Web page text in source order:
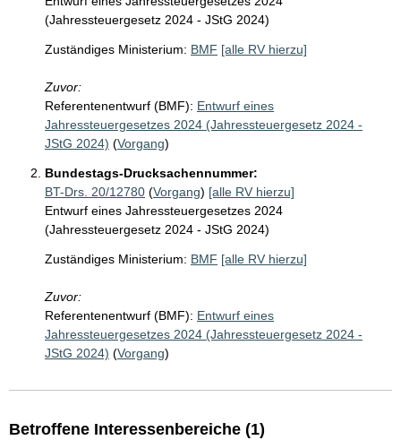
(Jahressteuergesetz 2024 - JStG 2024)
Zuständiges Ministerium: BMF [alle RV hierzu]
Zuvor:
Referentenentwurf (BMF): Entwurf eines
Jahressteuergesetzes 2024 (Jahressteuergesetz 2024 -
JStG 2024) (Vorgang)
Bundestags-Drucksachennummer:
BT-Drs. 20/12780 (Vorgang) [alle RV hierzu]
Entwurf eines Jahressteuergesetzes 2024
(Jahressteuergesetz 2024 - JStG 2024)
Zuständiges Ministerium: BMF [alle RV hierzu]
Zuvor:
Referentenentwurf (BMF): Entwurf eines
Jahressteuergesetzes 2024 (Jahressteuergesetz 2024 -
JStG 2024) (Vorgang)
Betroffene Interessenbereiche (1)